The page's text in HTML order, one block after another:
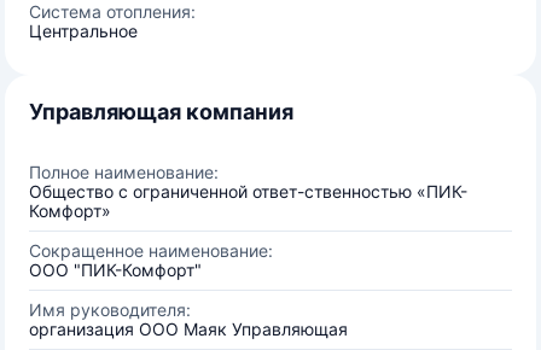
Система отопления:
Центральное
Управляющая компания
Полное наименование:
Общество с ограниченной ответ-ственностью «ПИК-
Комфорт»
Сокращенное наименование:
ООО "ПИК-Комфорт"
Имя руководителя:
организация ООО Маяк Управляющая